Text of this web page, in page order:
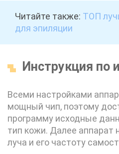
Читайте также: ТОП
для эпиляции
Инструкция по
Всеми настройками
мощный чип, поэтому
программу исходные
тип кожи. Далее аппарат
луча и его частоту